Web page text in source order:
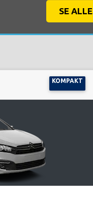
SE ALLE
KOMPAKT